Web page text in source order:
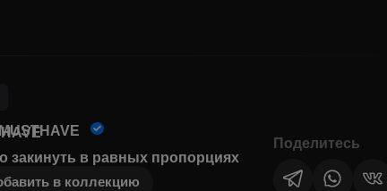
закинуть в равных пропорциях
в коллекцию
Поделитесь